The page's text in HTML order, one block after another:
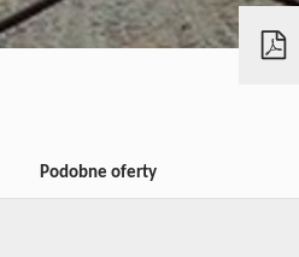
Podobne oferty